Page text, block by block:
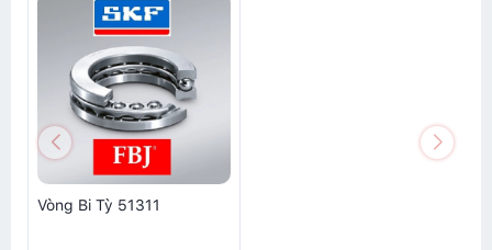
Vòng Bi Tỳ 51311